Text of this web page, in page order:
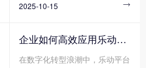
键工具。
定性的市场中实现韧性增长，E
心工具，正成为重塑竞争力的关
键抓手。通过打通数据孤岛、优
化业务流程、赋能智能决策，E
2025-10-15 
企业如何高效应用乐动平台网站登录入口_乐动（中国） ?
在数字化转型浪潮中，乐动平台